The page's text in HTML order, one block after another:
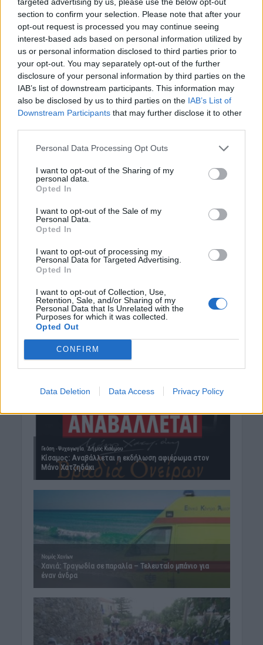
section to confirm your selection. Please note that after your
opt-out request is processed you may continue seeing
interest-based ads based on personal information utilized by
us or personal information disclosed to third parties prior to
your opt-out. You may separately opt-out of the further
disclosure of your personal information by third parties on the
IAB’s list of downstream participants. This information may
also be disclosed by us to third parties on the IAB’s List of
Downstream Participants that may further disclose it to other
Personal Data Processing Opt Outs
I want to opt-out of the Sharing of my
personal data.
Opted In
I want to opt-out of the Sale of my
Personal Data.
Opted In
I want to opt-out of processing my
Personal Data for Targeted Advertising.
Opted In
I want to opt-out of Collection, Use,
Retention, Sale, and/or Sharing of my
Personal Data that Is Unrelated with the
Purposes for which it was collected.
Opted Out
CONFIRM
Data Deletion Data Access Privacy Policy